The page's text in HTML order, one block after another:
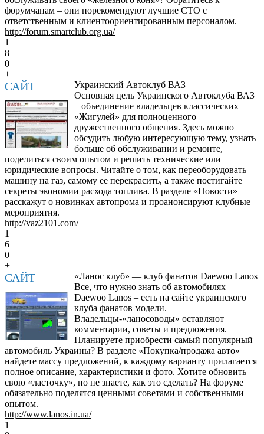
форумчанам – они порекомендуют лучшие СТО с
ответственным и клиентоориентированным персоналом.
http://forum.smartclub.org.ua/
1
8
0
+
САЙТ
Украинский Автоклуб ВАЗ
Основная цель Украинского Автоклуба ВАЗ
– объединение владельцев классических
«Жигулей» для полноценного
дружественного общения. Здесь можно
обсудить любую интересующую тему, узнать
больше об обслуживании и ремонте,
поделиться своим опытом и решить технические или
юридические вопросы. Читайте о том, как переоборудовать
машину на газ, самому ее перекрасить, а также постигайте
секреты экономии расхода топлива. В разделе «Новости»
расскажут о новинках автопрома и проанонсируют клубные
мероприятия.
http://vaz2101.com/
1
6
0
+
САЙТ
«Ланос клуб» — клуб фанатов Daewoo Lanos
Все, что нужно знать об автомобилях
Daewoo Lanos – есть на сайте украинского
клуба фанатов модели.
Владельцы-«ланосоводы» оставляют
комментарии, советы и предложения.
Планируете приобрести самый популярный
автомобиль Украины? В разделе «Покупка/продажа авто»
найдете массу предложений, к каждому варианту прилагается
полное описание, характеристики и фото. Хотите обновить
свою «ласточку», но не знаете, как это сделать? На форуме
обязательно поделятся ценными советами и собственными
опытом.
http://www.lanos.in.ua/
1